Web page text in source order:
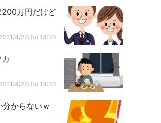
200万円だけど
2021/4/27(Tu) 14:30
2021/4/27(Tu) 14:30
分からないｗ